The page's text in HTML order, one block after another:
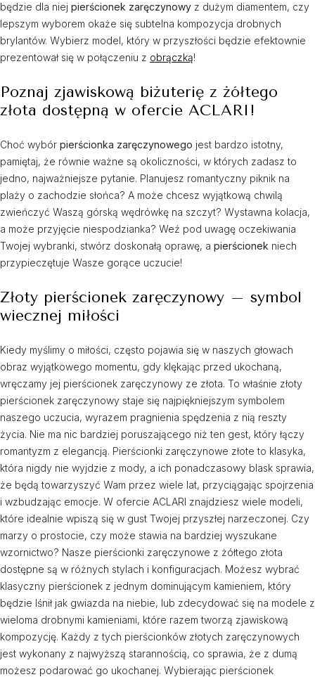
będzie dla niej pierścionek zaręczynowy z dużym diamentem, czy
lepszym wyborem okaże się subtelna kompozycja drobnych
brylantów. Wybierz model, który w przyszłości będzie efektownie
prezentował się w połączeniu z obrączką!
Poznaj zjawiskową biżuterię z żółtego
złota dostępną w ofercie ACLARI!
Choć wybór pierścionka zaręczynowego jest bardzo istotny,
pamiętaj, że równie ważne są okoliczności, w których zadasz to
jedno, najważniejsze pytanie. Planujesz romantyczny piknik na
plaży o zachodzie słońca? A może chcesz wyjątkową chwilą
zwieńczyć Waszą górską wędrówkę na szczyt? Wystawna kolacja,
a może przyjęcie niespodzianka? Weź pod uwagę oczekiwania
Twojej wybranki, stwórz doskonałą oprawę, a pierścionek niech
przypieczętuje Wasze gorące uczucie!
Złoty pierścionek zaręczynowy – symbol
wiecznej miłości
Kiedy myślimy o miłości, często pojawia się w naszych głowach
obraz wyjątkowego momentu, gdy klękając przed ukochaną,
wręczamy jej pierścionek zaręczynowy ze złota. To właśnie złoty
pierścionek zaręczynowy staje się najpiękniejszym symbolem
naszego uczucia, wyrazem pragnienia spędzenia z nią reszty
życia. Nie ma nic bardziej poruszającego niż ten gest, który łączy
romantyzm z elegancją. Pierścionki zaręczynowe złote to klasyka,
która nigdy nie wyjdzie z mody, a ich ponadczasowy blask sprawia,
że będą towarzyszyć Wam przez wiele lat, przyciągając spojrzenia
i wzbudzając emocje. W ofercie ACLARI znajdziesz wiele modeli,
które idealnie wpiszą się w gust Twojej przyszłej narzeczonej. Czy
marzy o prostocie, czy może stawia na bardziej wyszukane
wzornictwo? Nasze pierścionki zaręczynowe z żółtego złota
dostępne są w różnych stylach i konfiguracjach. Możesz wybrać
klasyczny pierścionek z jednym dominującym kamieniem, który
będzie lśnił jak gwiazda na niebie, lub zdecydować się na modele z
wieloma drobnymi kamieniami, które razem tworzą zjawiskową
kompozycję. Każdy z tych pierścionków złotych zaręczynowych
jest wykonany z najwyższą starannością, co sprawia, że z dumą
możesz podarować go ukochanej. Wybierając pierścionek